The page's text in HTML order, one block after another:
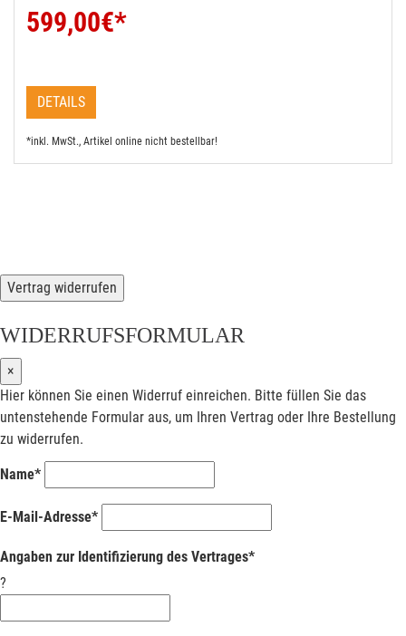
599,00€*
DETAILS
*inkl. MwSt., Artikel online nicht bestellbar!
Vertrag widerrufen
WIDERRUFSFORMULAR
×
Hier können Sie einen Widerruf einreichen. Bitte füllen Sie das
untenstehende Formular aus, um Ihren Vertrag oder Ihre Bestellung
zu widerrufen.
Name*
E-Mail-Adresse*
Angaben zur Identifizierung des Vertrages*
?